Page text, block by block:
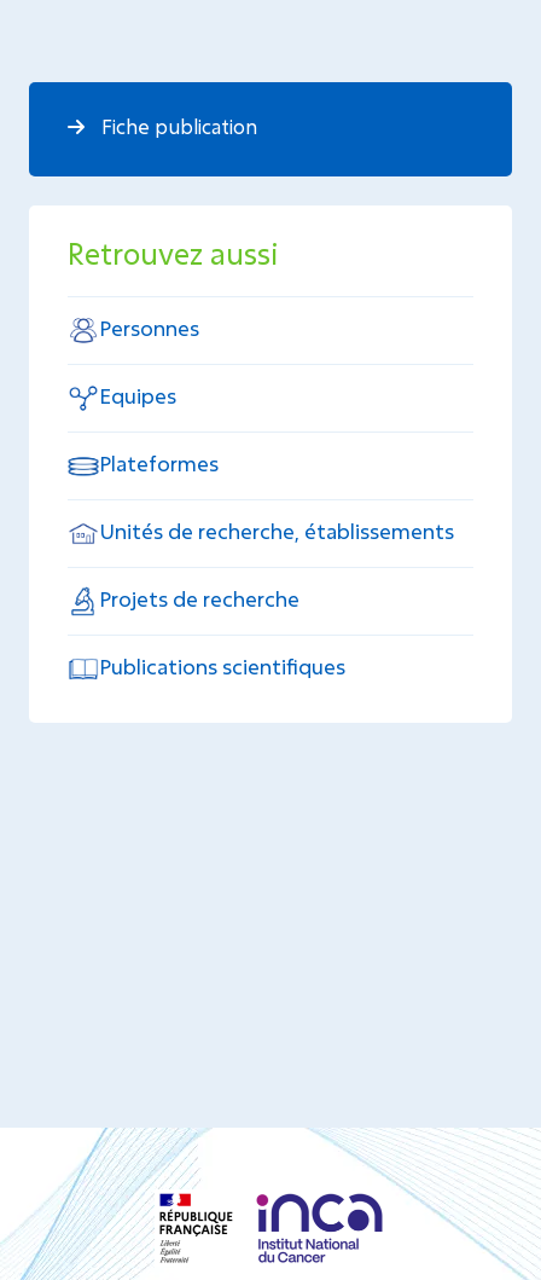
Fiche publication
Retrouvez aussi
Personnes
Equipes
Plateformes
Unités de recherche, établissements
Projets de recherche
Publications scientifiques